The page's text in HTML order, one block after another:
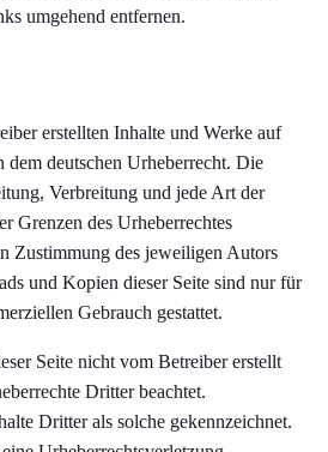
umgehend entfernen.
erstellten Inhalte und Werke auf
dem deutschen Urheberrecht. Die
Verbreitung und jede Art der
Grenzen des Urheberrechtes
Zustimmung des jeweiligen Autors
und Kopien dieser Seite sind nur für
Gebrauch gestattet.
Seite nicht vom Betreiber erstellt
Dritter beachtet.
Dritter als solche gekennzeichnet.